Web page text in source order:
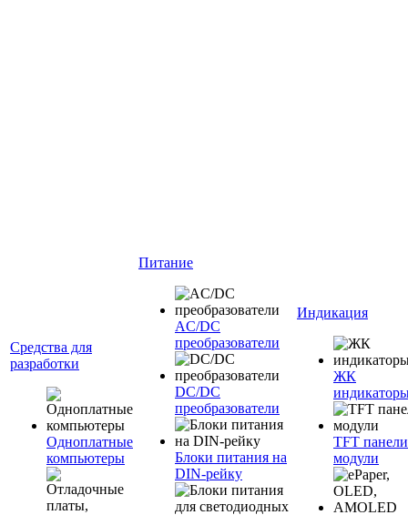
Средства для
разработки
Одноплатные
компьютеры
Питание
AC/DC
преобразователи
DC/DC
преобразователи
Блоки питания на
DIN-рейку
Индикация
ЖК
TFT
модули